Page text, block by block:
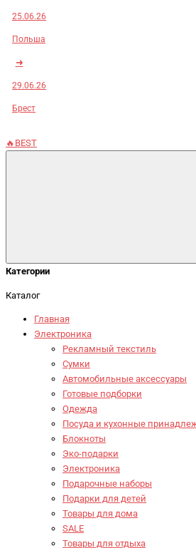
25.06.26
Польша
➜
29.06.26
Брест
🔥BEST
Категории
Каталог
Главная
Электроника
Рекламный текстиль
Сумки
Автомобильные аксессуары
Готовые подборки
Одежда
Посуда и кухонные
Блокноты
Эко-подарки
Электроника
Подарочные наборы
Подарки для детей
Товары для дома
SALE
Товары для отдыха